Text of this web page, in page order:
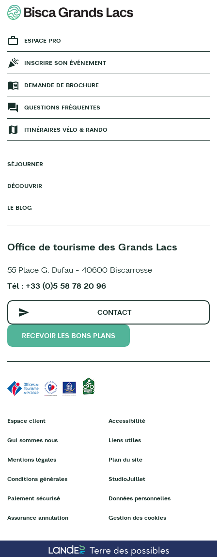
ESPACE PRO
INSCRIRE SON ÉVÉNEMENT
DEMANDE DE BROCHURE
QUESTIONS FRÉQUENTES
ITINÉRAIRES VÉLO & RANDO
SÉJOURNER
DÉCOUVRIR
LE BLOG
Office de tourisme des Grands Lacs
55 Place G. Dufau - 40600 Biscarrosse
Tél : +33 (0)5 58 78 20 96
CONTACT
RECEVOIR LES BONS PLANS
Espace client
Qui sommes nous
Mentions légales
Conditions générales
Paiement sécurisé
Assurance annulation
Accessibilité
Liens utiles
Plan du site
StudioJuillet
Données personnelles
Gestion des cookies